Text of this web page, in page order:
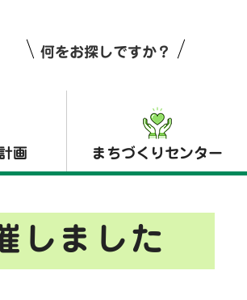
何をお探しですか？
画 まちづくりセンター
しました